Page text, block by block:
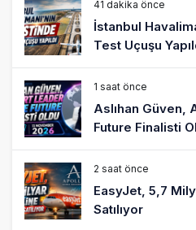
41 dakika önce
İstanbul
Test Uçuşu
1 saat önce
Aslıhan Güven,
Future Finalisti
2 saat önce
EasyJet, 5,7
Satılıyor